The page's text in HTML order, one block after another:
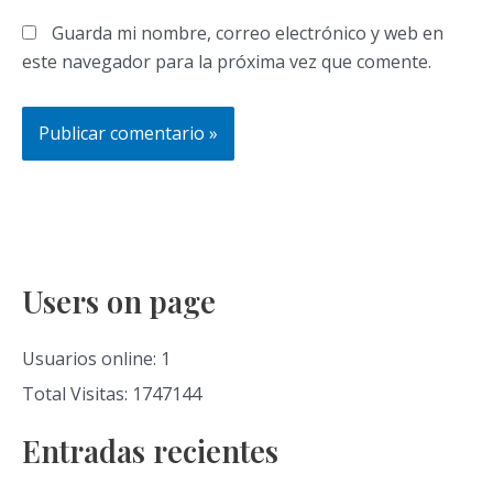
Guarda mi nombre, correo electrónico y web en
este navegador para la próxima vez que comente.
Users on page
Usuarios online: 1
Total Visitas: 1747144
Entradas recientes